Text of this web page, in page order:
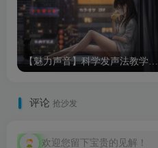
【魅力声音】科学发声法教学课程40集
评论 抢沙发
欢迎您留下宝贵的见解！